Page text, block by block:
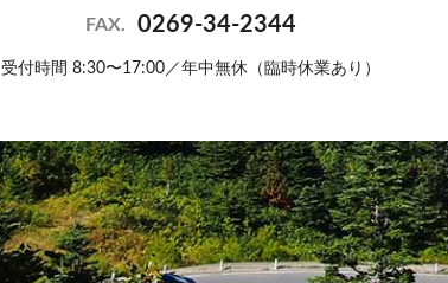
FAX. 0269-34-2344
受付時間 8:30〜17:00／年中無休（臨時休業あり）